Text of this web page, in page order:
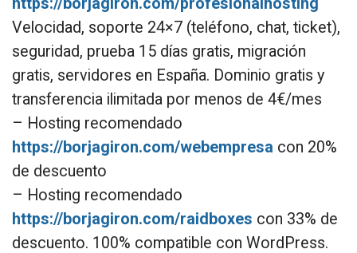
Velocidad, soporte 24×7 (teléfono, chat, ticket),
seguridad, prueba 15 días gratis, migración
gratis, servidores en España. Dominio gratis y
transferencia ilimitada por menos de 4€/mes
– Hosting recomendado
https://borjagiron.com/webempresa con 20%
de descuento
– Hosting recomendado
https://borjagiron.com/raidboxes con 33% de
descuento. 100% compatible con WordPress.